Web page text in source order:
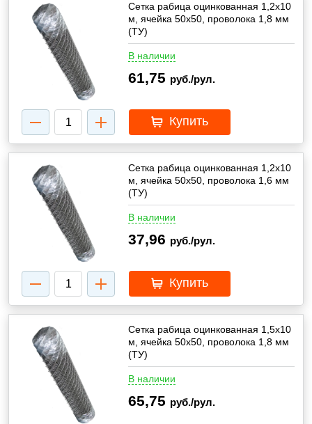
Сетка рабица оцинкованная 1,2х10
м, ячейка 50х50, проволока 1,8 мм
(ТУ)
В наличии
61,75 руб./рул.
Купить
Сетка рабица оцинкованная 1,2х10
м, ячейка 50х50, проволока 1,6 мм
(ТУ)
В наличии
37,96 руб./рул.
Купить
Сетка рабица оцинкованная 1,5х10
м, ячейка 50х50, проволока 1,8 мм
(ТУ)
В наличии
65,75 руб./рул.